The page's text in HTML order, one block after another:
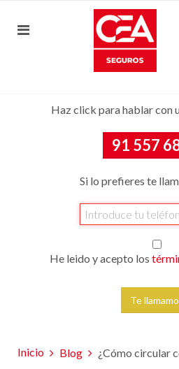
Haz click para hablar con
91 557
Si lo prefieres te
He leido y acepto los
Inicio Blog ¿Cómo circular